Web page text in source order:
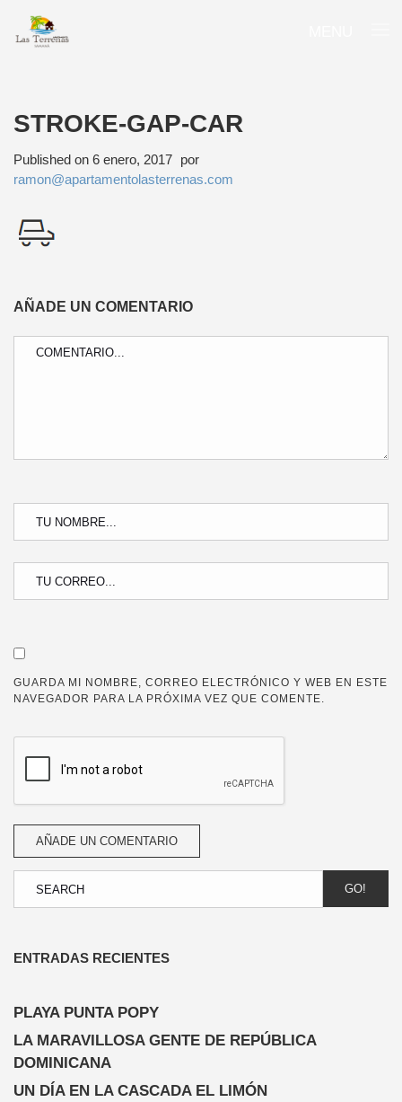
STROKE-GAP-CAR
Published on 6 enero, 2017 por
ramon@apartamentolasterrenas.com
AÑADE UN COMENTARIO
GUARDA MI NOMBRE, CORREO ELECTRÓNICO Y WEB EN ESTE
NAVEGADOR PARA LA PRÓXIMA VEZ QUE COMENTE.
GO!
ENTRADAS RECIENTES
PLAYA PUNTA POPY
LA MARAVILLOSA GENTE DE REPÚBLICA
DOMINICANA
UN DÍA EN LA CASCADA EL LIMÓN